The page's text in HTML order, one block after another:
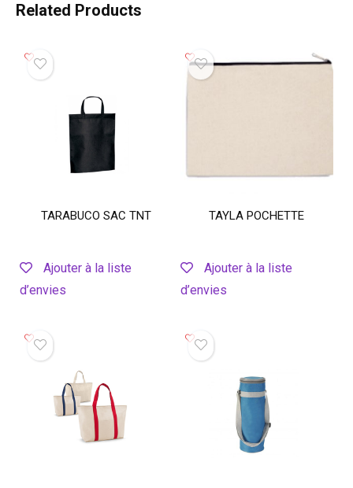
Related Products
TARABUCO SAC TNT
Ajouter à la liste
d’envies
TAYLA POCHETTE
Ajouter à la liste
d’envies